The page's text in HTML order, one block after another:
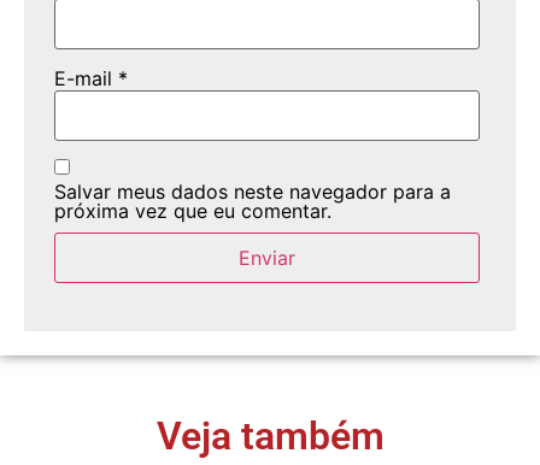
E-mail *
Salvar meus dados neste navegador para a
próxima vez que eu comentar.
Veja também